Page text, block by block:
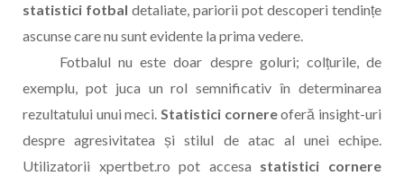
statistici fotbal detaliate, pariorii pot descoperi tendințe
ascunse care nu sunt evidente la prima vedere.
Fotbalul nu este doar despre goluri; colțurile, de
exemplu, pot juca un rol semnificativ în determinarea
rezultatului unui meci. Statistici cornereoferă insight-uri
despre agresivitatea și stilul de atac al unei echipe.
Utilizatorii xpertbet.ro pot accesa statistici cornere